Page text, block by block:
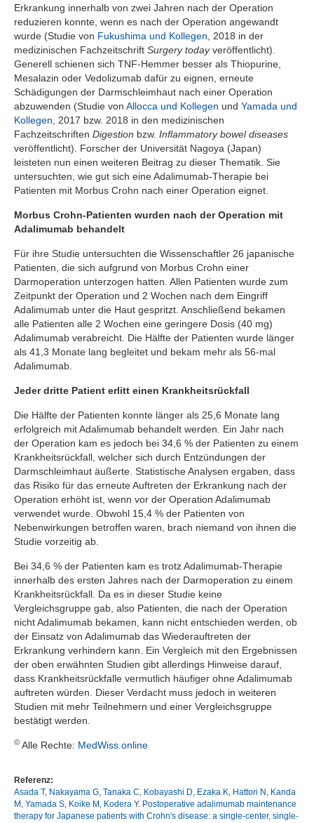
Erkrankung innerhalb von zwei Jahren nach der Operation
reduzieren konnte, wenn es nach der Operation angewandt
wurde (Studie von Fukushima und Kollegen , 2018 in der
medizinischen Fachzeitschrift Surgery todayveröffentlicht).
Generell schienen sich TNF-Hemmer besser als Thiopurine,
Mesalazin oder Vedolizumab dafür zu eignen, erneute
Schädigungen der Darmschleimhaut nach einer Operation
abzuwenden (Studie von Allocca und Kollegen und Yamada und
Kollegen , 2017 bzw. 2018 in den medizinischen
Fachzeitschriften Digestion bzw. Inflammatory bowel diseases
veröffentlicht). Forscher der Universität Nagoya (Japan)
leisteten nun einen weiteren Beitrag zu dieser Thematik. Sie
untersuchten, wie gut sich eine Adalimumab-Therapie bei
Patienten mit Morbus Crohn nach einer Operation eignet.
Morbus Crohn-Patienten wurden nach der Operation mit
Adalimumab behandelt
Für ihre Studie untersuchten die Wissenschaftler 26 japanische
Patienten, die sich aufgrund von Morbus Crohn einer
Darmoperation unterzogen hatten. Allen Patienten wurde zum
Zeitpunkt der Operation und 2 Wochen nach dem Eingriff
Adalimumab unter die Haut gespritzt. Anschließend bekamen
alle Patienten alle 2 Wochen eine geringere Dosis (40 mg)
Adalimumab verabreicht. Die Hälfte der Patienten wurde länger
als 41,3 Monate lang begleitet und bekam mehr als 56-mal
Adalimumab.
Jeder dritte Patient erlitt einen Krankheitsrückfall
Die Hälfte der Patienten konnte länger als 25,6 Monate lang
erfolgreich mit Adalimumab behandelt werden. Ein Jahr nach
der Operation kam es jedoch bei 34,6 % der Patienten zu einem
Krankheitsrückfall, welcher sich durch Entzündungen der
Darmschleimhaut äußerte. Statistische Analysen ergaben, dass
das Risiko für das erneute Auftreten der Erkrankung nach der
Operation erhöht ist, wenn vor der Operation Adalimumab
verwendet wurde. Obwohl 15,4 % der Patienten von
Nebenwirkungen betroffen waren, brach niemand von ihnen die
Studie vorzeitig ab.
Bei 34,6 % der Patienten kam es trotz Adalimumab-Therapie
innerhalb des ersten Jahres nach der Darmoperation zu einem
Krankheitsrückfall. Da es in dieser Studie keine
Vergleichsgruppe gab, also Patienten, die nach der Operation
nicht Adalimumab bekamen, kann nicht entschieden werden, ob
der Einsatz von Adalimumab das Wiederauftreten der
Erkrankung verhindern kann. Ein Vergleich mit den Ergebnissen
der oben erwähnten Studien gibt allerdings Hinweise darauf,
dass Krankheitsrückfalle vermutlich häufiger ohne Adalimumab
auftreten würden. Dieser Verdacht muss jedoch in weiteren
Studien mit mehr Teilnehmern und einer Vergleichsgruppe
bestätigt werden.
© Alle Rechte: MedWiss.online
Referenz:
Asada T, Nakayama G, Tanaka C, Kobayashi D, Ezaka K, Hattori N, Kanda
M, Yamada S, Koike M, Kodera Y. Postoperative adalimumab maintenance
therapy for Japanese patients with Crohn's disease: a single-center, single-